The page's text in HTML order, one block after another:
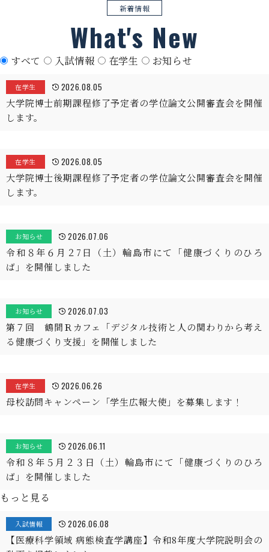
新着情報
What's New
すべて 入試情報 在学生 お知らせ
在学生 2026.08.05
大学院博士前期課程修了予定者の学位論文公開審査会を開催
します。
在学生 2026.08.05
大学院博士後期課程修了予定者の学位論文公開審査会を開催
します。
お知らせ 2026.07.06
令和８年６月２7日（土）輪島市にて「健康づくりのひろ
ば」を開催しました
お知らせ 2026.07.03
第７回 鶴間Ｒカフェ「デジタル技術と人の関わりから考え
る健康づくり支援」を開催しました
在学生 2026.06.26
母校訪問キャンペーン「学生広報大使」を募集します！
お知らせ 2026.06.11
令和８年５月２３日（土）輪島市にて「健康づくりのひろ
ば」を開催しました
もっと見る
入試情報 2026.06.08
【医療科学領域 病態検査学講座】令和8年度大学院説明会の